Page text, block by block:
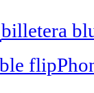
billetera